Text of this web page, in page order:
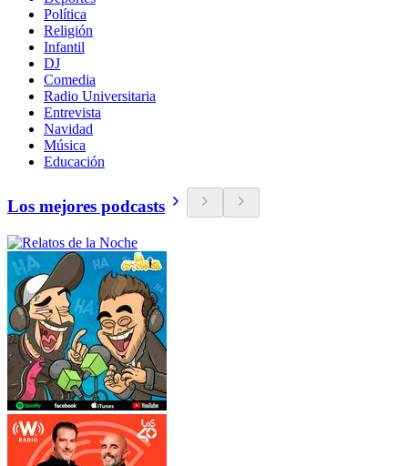
Política
Religión
Infantil
DJ
Comedia
Radio Universitaria
Entrevista
Navidad
Música
Educación
Los mejores podcasts